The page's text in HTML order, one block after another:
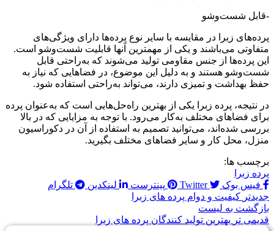
-قابل شست‌وشو
پرده‌های زبرا در مقایسه با سایر نوع پرده‌ها دارای ویژگی‌های
متفاوتی‌ می‌باشند و یکی از مهمترین آنها قابلیت شست‌وشو است.
این پرده‌ها از جنس مقاومی تولید می‌شوند که به‌راحتی قابل
شست‌وشو هستند و به دلیل این موضوع، در فضاهایی که نیاز به
حفظ بهداشت و تمیزی دارند، می‌تواند به‌راحتی استفاده شود.
در نتیجه، پرده زبرا یکی از بهترین راه‌حل‌هایی است که به‌عنوان پرده
برای فضاهای مختلف به‌کار می‌رود. با توجه به مزایایی که در بالا
بررسی شده‌اند، می‌توانید تصمیم به استفاده از آن در دکوراسیون
منزل، محل کار و سایر فضاهای مختلف بگیرید.
برچسب ها:
پرده زبرا
فیس بوک
Twitter پینترست لینکدین
تلگرام
جدیدتر کیفیت و دوام پرده های زبرا
بازگشت به لیست
قدیمی تر بهترین تولید کنندگان پرده های زبرا